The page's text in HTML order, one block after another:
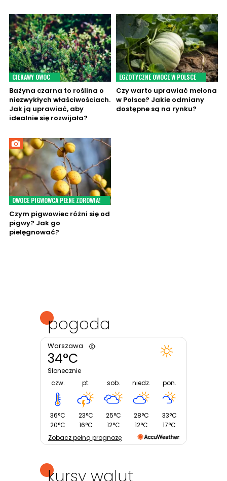
CIEKAWY OWOC
Bażyna czarna to roślina o
niezwykłych właściwościach.
Jak ją uprawiać, aby
idealnie się rozwijała?
EGZOTYCZNE OWOCE W POLSCE
Czy warto uprawiać melona
w Polsce? Jakie odmiany
dostępne są na rynku?
OWOCE PIGWOWCA PEŁNE ZDROWIA!
Czym pigwowiec różni się od
pigwy? Jak go
pielęgnować?
pogoda
Warszawa
34°C
Słonecznie
czw.
36°C
20°C
pt.
23°C
16°C
sob.
25°C
12°C
niedz.
28°C
12°C
pon.
33°C
17°C
Zobacz pełną prognozę
kursy walut